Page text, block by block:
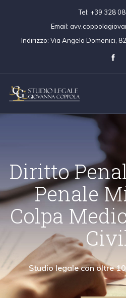
Tel: +39 328
Email:
Indirizzo: Via Angelo Domenici,
Civile
"Collaboro con avvocati civilisti
assistenza anche
Diritto
Colpa
Diritto
"La mia attività di
contenziosi e alle
Scopri Di
Colpa
Scopri Di Più